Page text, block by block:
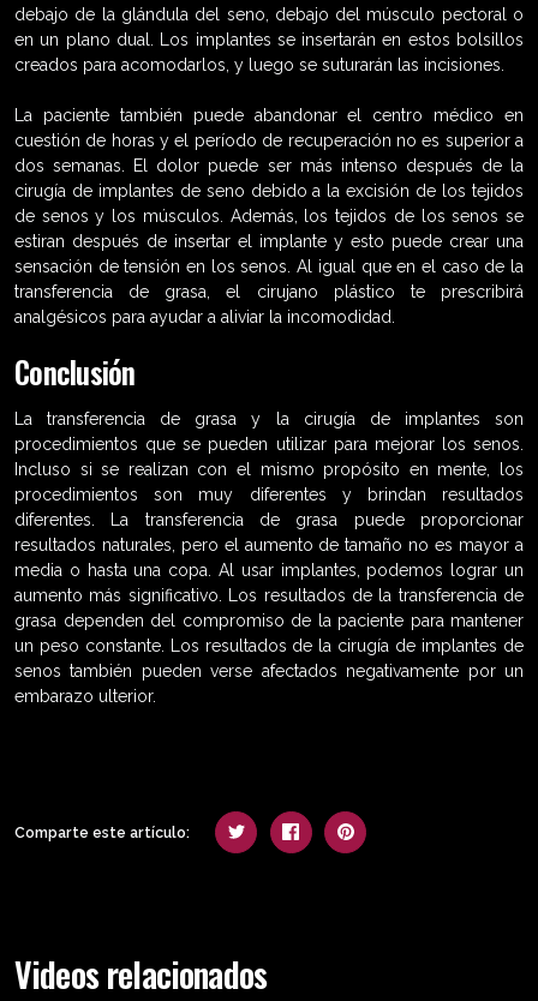
debajo de la glándula del seno, debajo del músculo pectoral o
en un plano dual. Los implantes se insertarán en estos bolsillos
creados para acomodarlos, y luego se suturarán las incisiones.
La paciente también puede abandonar el centro médico en
cuestión de horas y el período de recuperación no es superior a
dos semanas. El dolor puede ser más intenso después de la
cirugía de implantes de seno debido a la excisión de los tejidos
de senos y los músculos. Además, los tejidos de los senos se
estiran después de insertar el implante y esto puede crear una
sensación de tensión en los senos. Al igual que en el caso de la
transferencia de grasa, el cirujano plástico te prescribirá
analgésicos para ayudar a aliviar la incomodidad.
Conclusión
La transferencia de grasa y la cirugía de implantes son
procedimientos que se pueden utilizar para mejorar los senos.
Incluso si se realizan con el mismo propósito en mente, los
procedimientos son muy diferentes y brindan resultados
diferentes. La transferencia de grasa puede proporcionar
resultados naturales, pero el aumento de tamaño no es mayor a
media o hasta una copa. Al usar implantes, podemos lograr un
aumento más significativo. Los resultados de la transferencia de
grasa dependen del compromiso de la paciente para mantener
un peso constante. Los resultados de la cirugía de implantes de
senos también pueden verse afectados negativamente por un
embarazo ulterior.
Comparte este artículo:
Videos relacionados